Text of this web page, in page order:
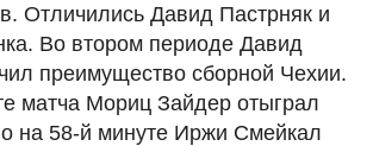
Отличились Давид Пастрняк и
Во втором периоде Давид
преимущество сборной Чехии.
матча Мориц Зайдер отыграл
на 58-й минуте Иржи Смейкал